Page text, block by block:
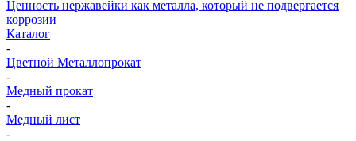
Ценность нержавейки как металла, который не подвергается
коррозии
Каталог
-
Цветной Металлопрокат
-
Медный прокат
-
Медный лист
-